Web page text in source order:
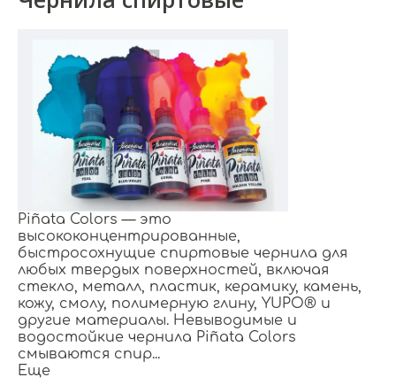
Piñata Colors — это
высококонцентрированные,
быстросохнущие спиртовые чернила для
любых твердых поверхностей, включая
стекло, металл, пластик, керамику, камень,
кожу, смолу, полимерную глину, YUPO® и
другие материалы. Невыводимые и
водостойкие чернила Piñata Colors
смываются спир...
Еще